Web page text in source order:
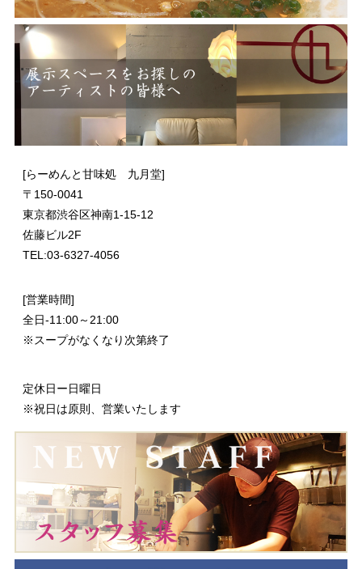
[らーめんと甘味処 九月堂]
〒 150-0041
東京都渋谷区神南1-15-12
佐藤ビル2F
TEL:03-6327-4056
[営業時間]
全日-11:00～21:00
※スープがなくなり次第終了
定休日ー日曜日
※祝日は原則、営業いたします